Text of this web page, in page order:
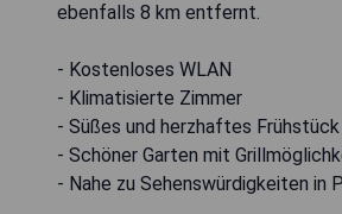
ebenfalls 8 km entfernt.
- Kostenloses WLAN
- Klimatisierte Zimmer
- Süßes und herzhaftes Frühstück
- Schöner Garten mit
- Nahe zu Sehenswürdigkeiten in